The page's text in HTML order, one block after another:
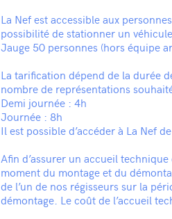
La Nef est accessible aux
possibilité de stationner un
Jauge 50 personnes (hors équipe
La tarification dépend de la durée
nombre de représentations
Demi journée : 4h
Journée : 8h
Il est possible d’accéder à La Nef
Afin d’assurer un accueil
moment du montage et du
de l’un de nos régisseurs sur la
démontage. Le coût de l’accueil